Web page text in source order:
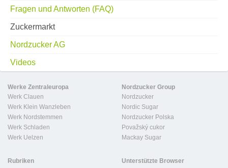
Fragen und Antworten (FAQ)
Zuckermarkt
Nordzucker AG
Videos
Werke Zentraleuropa
Werk Clauen
Werk Klein Wanzleben
Werk Nordstemmen
Werk Schladen
Werk Uelzen
Nordzucker Group
Nordzucker
Nordic Sugar
Nordzucker Polska
Považský cukor
Mackay Sugar
Rubriken
Unterstützte Browser